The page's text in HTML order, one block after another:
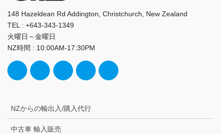
148 Hazeldean Rd Addington, Christchurch, New Zealand
TEL : +643-343-1349
火曜日～金曜日
NZ時間 : 10:00AM-17:30PM
NZからの輸出入/購入代行
中古車 輸入販売